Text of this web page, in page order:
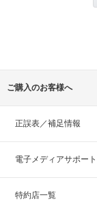
ご購入のお客様へ
正誤表／補足情報
電子メディアサポート
特約店一覧